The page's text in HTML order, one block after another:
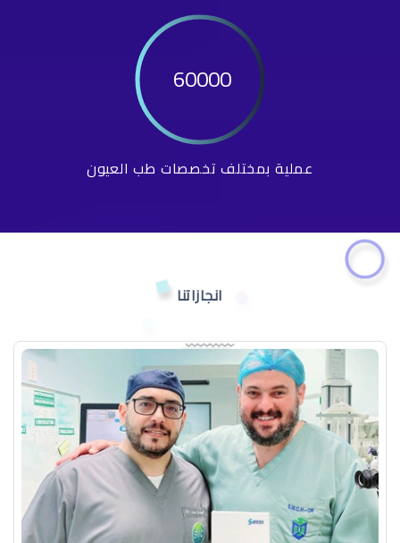
60000
عملية بمختلف تخصصات طب العيون
انجازاتنا